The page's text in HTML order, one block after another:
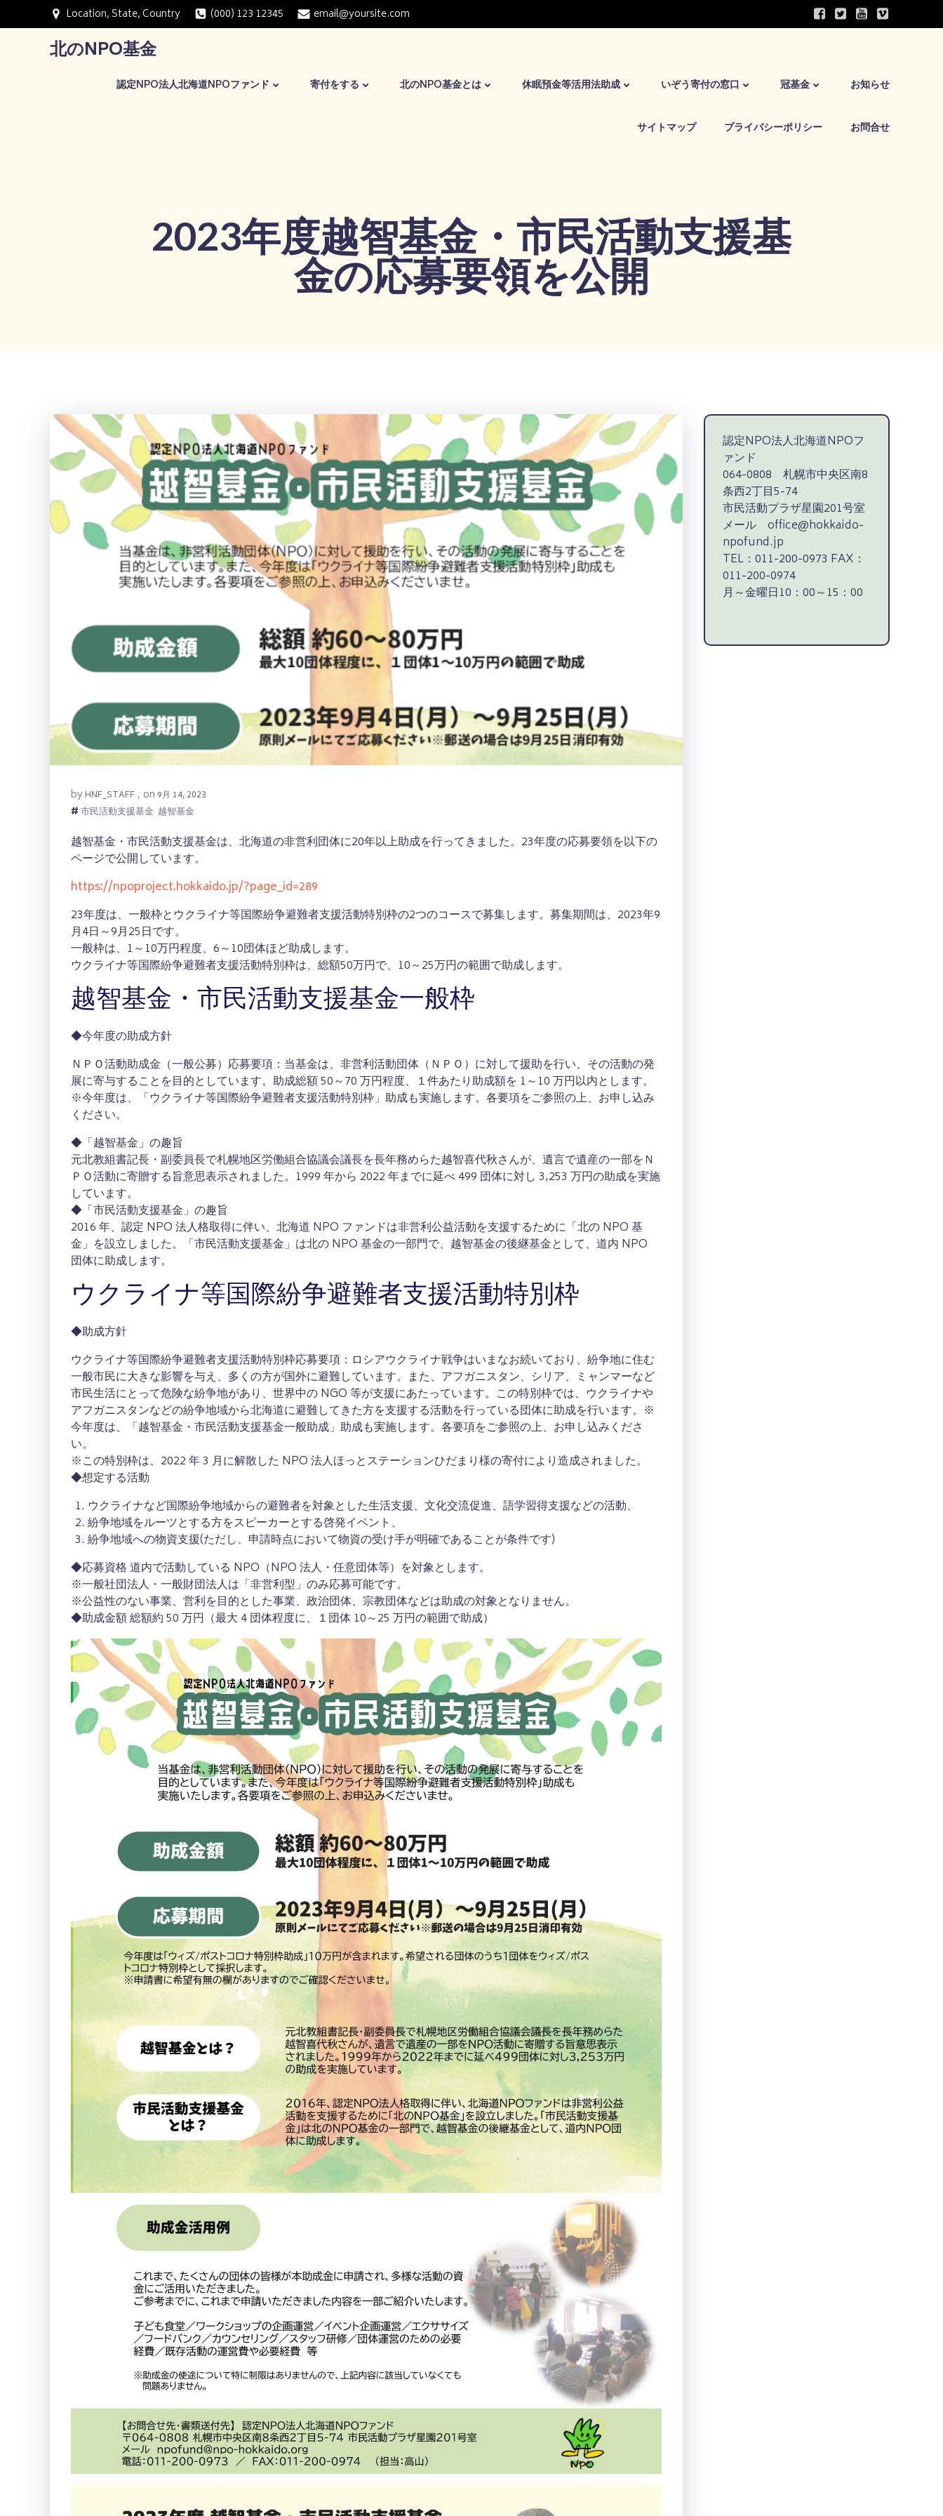
ン
Location, State, Country (000) 123 12345 email@yoursite.com
北のNPO基金
認定NPO法人北海道NPOファンド 寄付をする 北のNPO基金とは 休眠預金等活用法助成 いぞう寄付の窓口 冠基金 お知らせ
サイトマップ プライバシーポリシー お問合せ
2023年度越智基金・市民活動支援基
金の応募要領を公開
byHNF_STAFF , on 9月 14, 2023
#市民活動支援基金 越智基金
越智基金・市民活動支援基金は、北海道の非営利団体に20年以上助成を行ってきました。23年度の応募要領を以下の
ページで公開しています。
https://npoproject.hokkaido.jp/?page_id=289
23年度は、一般枠とウクライナ等国際紛争避難者支援活動特別枠の2つのコースで募集します。募集期間は、2023年9
月4日～9月25日です。
一般枠は、1～10万円程度、6～10団体ほど助成します。
ウクライナ等国際紛争避難者支援活動特別枠は、総額50万円で、10～25万円の範囲で助成します。
越智基金・市民活動支援基金一般枠
◆今年度の助成方針
ＮＰＯ活動助成金（一般公募）応募要項：当基金は、非営利活動団体（ＮＰＯ）に対して援助を行い、その活動の発
展に寄与することを目的としています。助成総額 50～70 万円程度、１件あたり助成額を 1～10 万円以内とします。
※今年度は、「ウクライナ等国際紛争避難者支援活動特別枠」助成も実施します。各要項をご参照の上、お申し込み
ください。
◆「越智基金」の趣旨
元北教組書記長・副委員長で札幌地区労働組合協議会議長を長年務めらた越智喜代秋さんが、遺言で遺産の一部をＮ
ＰＯ活動に寄贈する旨意思表示されました。1999 年から 2022 年までに延べ 499 団体に対し 3,253 万円の助成を実施
しています。
◆「市民活動支援基金」の趣旨
2016 年、認定 NPO 法人格取得に伴い、北海道 NPO ファンドは非営利公益活動を支援するために「北の NPO 基
金」を設立しました。「市民活動支援基金」は北の NPO 基金の一部門で、越智基金の後継基金として、道内 NPO
団体に助成します。
ウクライナ等国際紛争避難者支援活動特別枠
◆助成方針
ウクライナ等国際紛争避難者支援活動特別枠応募要項：ロシアウクライナ戦争はいまなお続いており、紛争地に住む
一般市民に大きな影響を与え、多くの方が国外に避難しています。また、アフガニスタン、シリア、ミャンマーなど
市民生活にとって危険な紛争地があり、世界中の NGO 等が支援にあたっています。この特別枠では、ウクライナや
アフガニスタンなどの紛争地域から北海道に避難してきた方を支援する活動を行っている団体に助成を行います。※
今年度は、「越智基金・市民活動支援基金一般助成」助成も実施します。各要項をご参照の上、お申し込みくださ
い。
※この特別枠は、2022 年 3 月に解散した NPO 法人ほっとステーションひだまり様の寄付により造成されました。
◆想定する活動
ウクライナなど国際紛争地域からの避難者を対象とした生活支援、文化交流促進、語学習得支援などの活動、
紛争地域をルーツとする方をスピーカーとする啓発イベント、
紛争地域への物資支援(ただし、申請時点において物資の受け手が明確であることが条件です)
◆応募資格 道内で活動している NPO（NPO 法人・任意団体等）を対象とします。
※一般社団法人・一般財団法人は「非営利型」のみ応募可能です。
※公益性のない事業、営利を目的とした事業、政治団体、宗教団体などは助成の対象となりません。
◆助成金額 総額約 50 万円（最大 4 団体程度に、１団体 10～25 万円の範囲で助成）
認定NPO法人北海道NPOフ
ァンド
064-0808 札幌市中央区南8
条西2丁目5-74
市民活動プラザ星園201号室
メール office@hokkaido-
npofund.jp
TEL：011-200-0973 FAX：
011-200-0974
月～金曜日10：00～15：00